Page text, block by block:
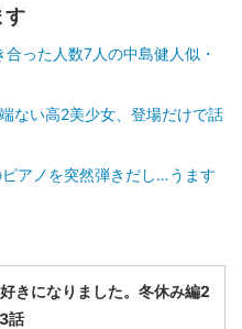
す
った人数7人の中島健人似・
ない高2美少女、登場だけで話
アノを突然弾きだし…うます
きになりました。冬休み編2
話